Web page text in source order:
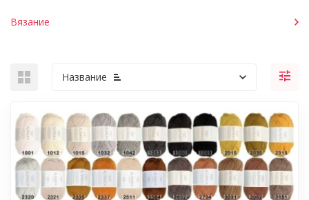
Вязание
Название